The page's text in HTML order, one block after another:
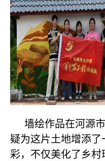
墙绘作品在河源
疑为这片土地增添
彩，不仅美化了乡